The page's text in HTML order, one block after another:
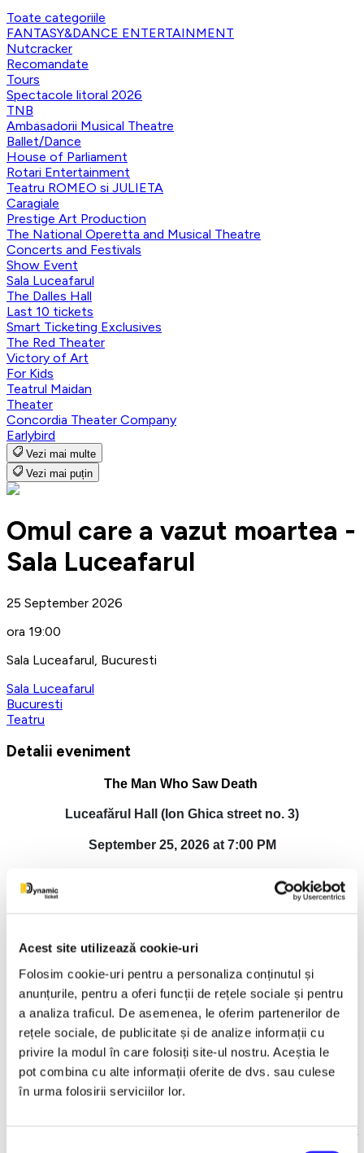
Acest site utilizează cookie-uri
Folosim cookie-uri pentru a personaliza conținutul și
anunțurile, pentru a oferi funcții de rețele sociale și pentru
a analiza traficul. De asemenea, le oferim partenerilor de
rețele sociale, de publicitate și de analize informații cu
privire la modul în care folosiți site-ul nostru. Aceștia le
pot combina cu alte informații oferite de dvs. sau culese
în urma folosirii serviciilor lor.
Toate categoriile
FANTASY&DANCE ENTERTAINMENT
Nutcracker
Recomandate
Tours
Spectacole litoral 2026
TNB
Ambasadorii Musical Theatre
Ballet/Dance
House of Parliament
Rotari Entertainment
Teatru ROMEO si JULIETA
Caragiale
Prestige Art Production
The National Operetta and Musical Theatre
Concerts and Festivals
Show Event
Sala Luceafarul
The Dalles Hall
Last 10 tickets
Smart Ticketing Exclusives
The Red Theater
Victory of Art
For Kids
Teatrul Maidan
Theater
Concordia Theater Company
Earlybird
Vezi mai multe
Vezi mai puțin
Omul care a vazut moartea -
Sala Luceafarul
25 September 2026
ora 19:00
Sala Luceafarul, Bucuresti
Sala Luceafarul
Bucuresti
Teatru
Detalii eveniment
The Man Who Saw Death
Luceafărul Hall (Ion Ghica street no. 3)
September 25, 2026 at 7:00 PM
Have you ever wondered what you would do if you had a
second chance at life? In a perfect blend of comedy, drama,
and irony, Victor Eftimiu takes us on a fascinating story about
identity, truth, and the fight for honor.
An ordinary man finds himself face to face with his own life –
but seen through the eyes of those around him. What does
he learn? What does he decide? What secrets come to light?